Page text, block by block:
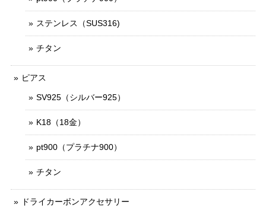
ステンレス（SUS316)
チタン
ピアス
SV925（シルバー925）
K18（18金）
pt900（プラチナ900）
チタン
ドライカーボンアクセサリー